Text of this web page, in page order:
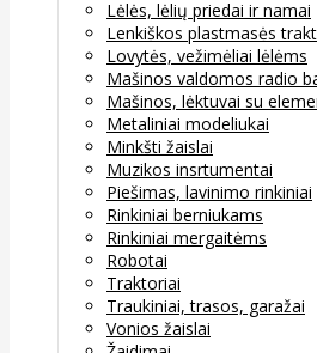
Lėlės, lėlių priedai ir namai
Lenkiškos plastmasės
Lovytės, vežimėliai lėlėms
Mašinos valdomos radio
Mašinos, lėktuvai su
Metaliniai modeliukai
Minkšti žaislai
Muzikos insrtumentai
Piešimas, lavinimo rinkiniai
Rinkiniai berniukams
Rinkiniai mergaitėms
Robotai
Traktoriai
Traukiniai, trasos, garažai
Vonios žaislai